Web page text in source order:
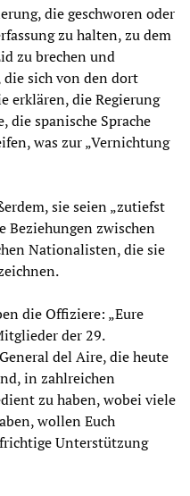
die geschworen oder
zu halten, zu dem
zu brechen und
die sich von den dort
erklären, die Regierung
die spanische Sprache
was zur „Vernichtung
sie seien „zutiefst
Beziehungen zwischen
Nationalisten, die sie
die Offiziere: „Eure
der 29.
del Aire, die heute
in zahlreichen
zu haben, wobei viele
wollen Euch
Unterstützung